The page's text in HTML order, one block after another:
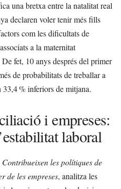
una bretxa entre la natalitat real
declaren voler tenir més fills
com les dificultats de
a la maternitat
fet, 10 anys després del primer
de probabilitats de treballar a
% inferiors de mitjana.
i empreses:
laboral
Contribueixen les polítiques de
de les empreses, analitza les